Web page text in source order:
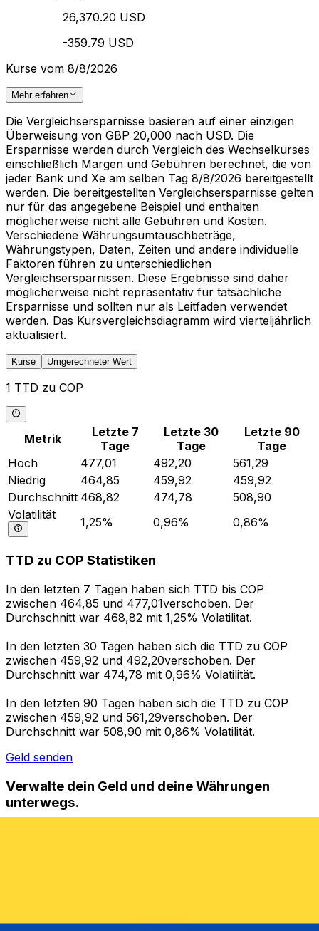
26,370.20 USD
-359.79 USD
Kurse vom 8/8/2026
Mehr erfahren
Die Vergleichsersparnisse basieren auf einer einzigen
Überweisung von GBP 20,000 nach USD. Die
Ersparnisse werden durch Vergleich des Wechselkurses
einschließlich Margen und Gebühren berechnet, die von
jeder Bank und Xe am selben Tag 8/8/2026 bereitgestellt
werden. Die bereitgestellten Vergleichsersparnisse gelten
nur für das angegebene Beispiel und enthalten
möglicherweise nicht alle Gebühren und Kosten.
Verschiedene Währungsumtauschbeträge,
Währungstypen, Daten, Zeiten und andere individuelle
Faktoren führen zu unterschiedlichen
Vergleichsersparnissen. Diese Ergebnisse sind daher
möglicherweise nicht repräsentativ für tatsächliche
Ersparnisse und sollten nur als Leitfaden verwendet
werden. Das Kursvergleichsdiagramm wird vierteljährlich
aktualisiert.
Kurse Umgerechneter Wert
1 TTD zu COP
Metrik
Letzte 7
Tage
Letzte 30
Tage
Letzte 90
Tage
Hoch
477,01 492,20
561,29
Niedrig
464,85 459,92
459,92
Durchschnitt 468,82 474,78
508,90
Volatilität
1,25% 0,96% 0,86%
TTD zu COP Statistiken
In den letzten 7 Tagen haben sich TTD bis COP
zwischen 464,85 und 477,01verschoben. Der
Durchschnitt war 468,82 mit 1,25% Volatilität.
In den letzten 30 Tagen haben sich die TTD zu COP
zwischen 459,92 und 492,20verschoben. Der
Durchschnitt war 474,78 mit 0,96% Volatilität.
In den letzten 90 Tagen haben sich die TTD zu COP
zwischen 459,92 und 561,29verschoben. Der
Durchschnitt war 508,90 mit 0,86% Volatilität.
Geld senden
Verwalte dein Geld und deine Währungen
unterwegs.